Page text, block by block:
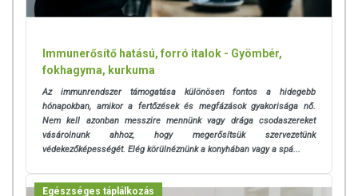
elzárva tartandó!
Immunerősítő hatású, forró italok - Gyömbér,
fokhagyma, kurkuma
Az immunrendszer támogatása különösen fontos a hidegebb
hónapokban, amikor a fertőzések és megfázások gyakorisága nő.
Nem kell azonban messzire mennünk vagy drága csodaszereket
vásárolnunk ahhoz, hogy megerősítsük szervezetünk
védekezőképességét. Elég körülnéznünk a konyhában vagy a spá...
Egészséges táplálkozás